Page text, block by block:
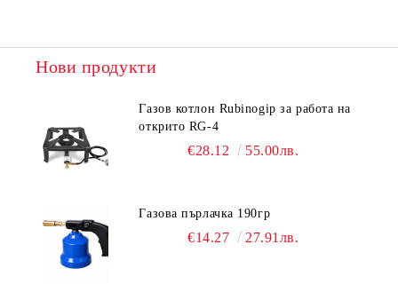
Нови продукти
Газов котлон Rubinogip за работа на
открито RG-4
€28.12 55.00лв.
Газова пърлачка 190гр
€14.27 27.91лв.